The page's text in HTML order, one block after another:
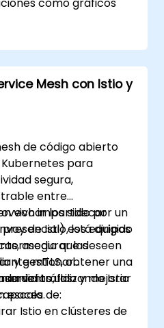
de terceros
de Helm.
de paquetes de
Mesh con Istio y
de código abierto
para
segura,
entre
los sidecar
de Istio, los equipos
asegurar las
mTLS, obtener una
del tráfico y mejorar
escala.
vivo impartido por un
está dirigido
que deseen
y gestionar
utilizando Istio
los
de:
Istio en clústeres de